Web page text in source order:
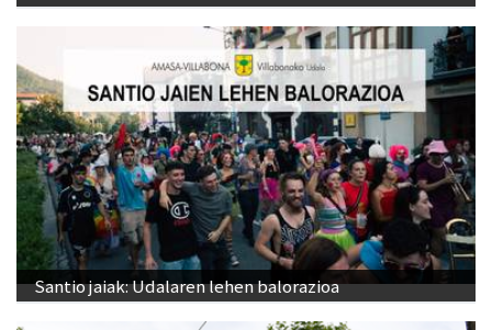
Santio jaiak: Udalaren lehen balorazioa